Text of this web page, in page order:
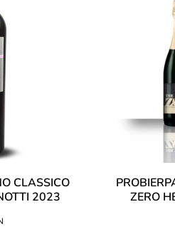
CLASSICO
2023
ZERO